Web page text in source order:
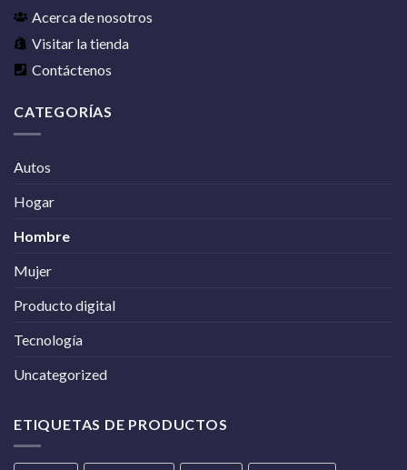
Acerca de nosotros
Visitar la tienda
Contáctenos
CATEGORÍAS
Autos
Hogar
Hombre
Mujer
Producto digital
Tecnología
Uncategorized
ETIQUETAS DE PRODUCTOS